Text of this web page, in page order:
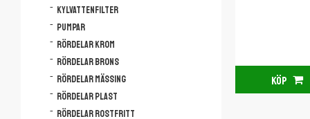
Inox
kan monteras
Anledningen
kan montera
skottet är att
KÖP
Kylvattenfilter
Pumpar
Rördelar krom
Rördelar brons
Rördelar mässing
Rördelar plast
Rördelar rostfritt